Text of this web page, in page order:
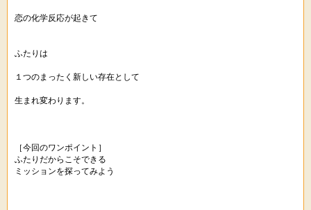
恋の化学反応が起きて
ふたりは
１つのまったく新しい存在として
生まれ変わります。
［今回のワンポイント］
ふたりだからこそできる
ミッションを探ってみよう